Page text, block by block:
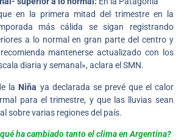
en la primera mitad del trimestre en la
más cálida se sigan registrando
a lo normal en gran parte del centro y
mantenerse actualizado con los
diaria y semanal», aclara el SMN.
la Niña ya declarada se prevé que el calor
para el trimestre, y que las lluvias sean
sobre varias regiones del país.
ha cambiado tanto el clima en Argentina?